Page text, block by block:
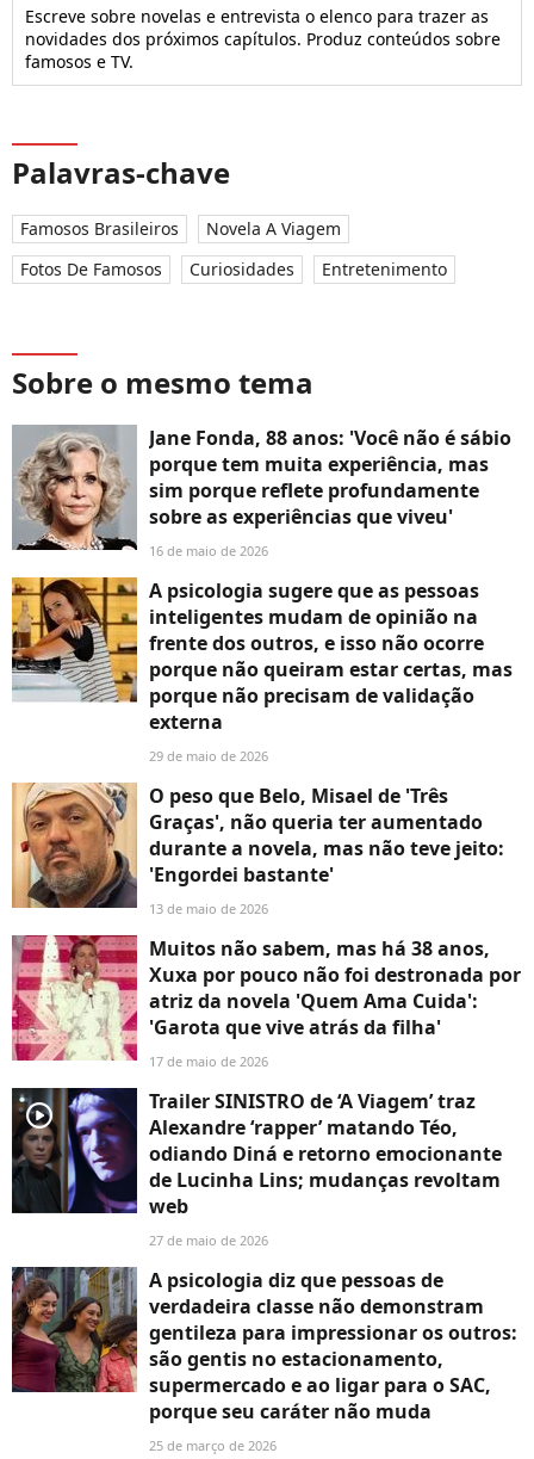
Escreve sobre novelas e entrevista o elenco para trazer as
novidades dos próximos capítulos. Produz conteúdos sobre
famosos e TV.
Palavras-chave
Famosos Brasileiros
Novela A Viagem
Fotos De Famosos
Curiosidades Entretenimento
Sobre o mesmo tema
Jane Fonda, 88 anos: 'Você não é sábio
porque tem muita experiência, mas
sim porque reflete profundamente
sobre as experiências que viveu'
16 de maio de 2026
A psicologia sugere que as pessoas
inteligentes mudam de opinião na
frente dos outros, e isso não ocorre
porque não queiram estar certas, mas
porque não precisam de validação
externa
29 de maio de 2026
O peso que Belo, Misael de 'Três
Graças', não queria ter aumentado
durante a novela, mas não teve jeito:
'Engordei bastante'
13 de maio de 2026
Muitos não sabem, mas há 38 anos,
Xuxa por pouco não foi destronada por
atriz da novela 'Quem Ama Cuida':
'Garota que vive atrás da filha'
17 de maio de 2026
player2
Trailer SINISTRO de ‘A Viagem’ traz
Alexandre ‘rapper’ matando Téo,
odiando Diná e retorno emocionante
de Lucinha Lins; mudanças revoltam
web
27 de maio de 2026
A psicologia diz que pessoas de
verdadeira classe não demonstram
gentileza para impressionar os outros:
são gentis no estacionamento,
supermercado e ao ligar para o SAC,
porque seu caráter não muda
25 de março de 2026